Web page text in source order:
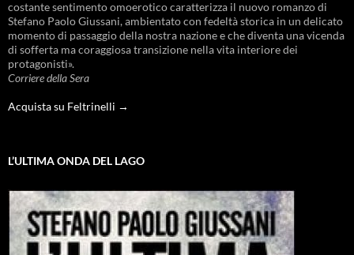
costante sentimento omoerotico caratterizza il nuovo romanzo di
Stefano Paolo Giussani, ambientato con fedeltà storica in un delicato
momento di passaggio della nostra nazione e che diventa una vicenda
di sofferta ma coraggiosa transizione nella vita interiore dei
protagonisti».
Corriere della Sera
Acquista su Feltrinelli →
L’ULTIMA ONDA DEL LAGO